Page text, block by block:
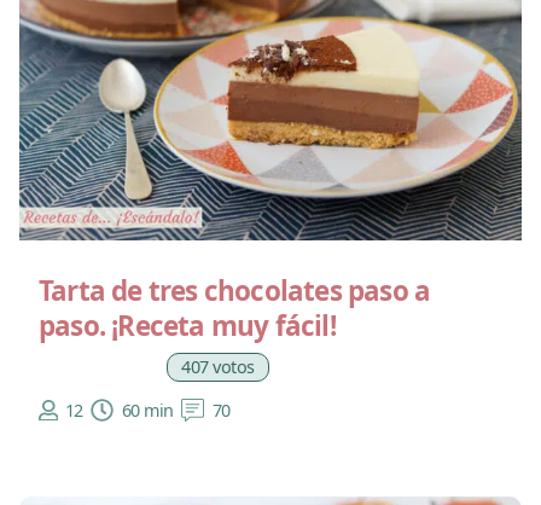
Tarta de tres chocolates paso a
paso. ¡Receta muy fácil!
407 votos
12
60 min 70